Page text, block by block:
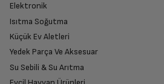
Elektronik
Isıtma Soğutma
Küçük Ev Aletleri
Yedek Parça Ve Aksesuar
Su Sebili & Su Arıtma